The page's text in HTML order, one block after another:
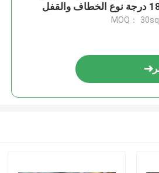
180 درجة نوع الخطاف والقفل
MOQ：